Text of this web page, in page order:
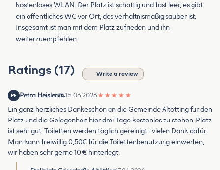
kostenloses WLAN. Der Platz ist schattig und fast leer, es gibt
ein öffentliches WC vor Ort, das verhältnismäßig sauber ist.
Insgesamt ist man mit dem Platz zufrieden und ihn
weiterzuempfehlen.
Ratings (17) Write a review
PE Petra Heisler 15.06.2026★ ★ ★ ★ ★
Ein ganz herzliches Dankeschön an die Gemeinde Altötting für den
Platz und die Gelegenheit hier drei Tage kostenlos zu stehen. Platz
ist sehr gut, Toiletten werden täglich gereinigt- vielen Dank dafür.
Man kann freiwillig 0,50€ für die Toilettenbenutzung einwerfen,
wir haben sehr gerne 10 € hinterlegt.